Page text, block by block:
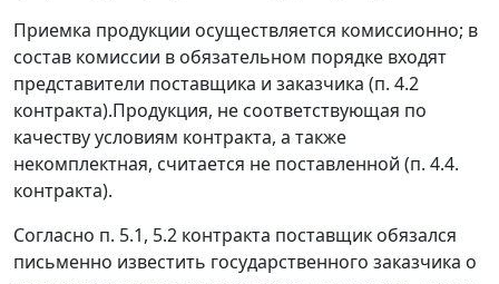
Приемка продукции осуществляется комиссионно; в
состав комиссии в обязательном порядке входят
представители поставщика и заказчика (п. 4.2
контракта).Продукция, не соответствующая по
качеству условиям контракта, а также
некомплектная, считается не поставленной (п. 4.4.
контракта).
Согласно п. 5.1, 5.2 контракта поставщик обязался
письменно известить государственного заказчика о